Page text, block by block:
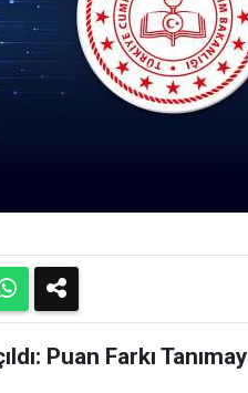
Puan Farkı